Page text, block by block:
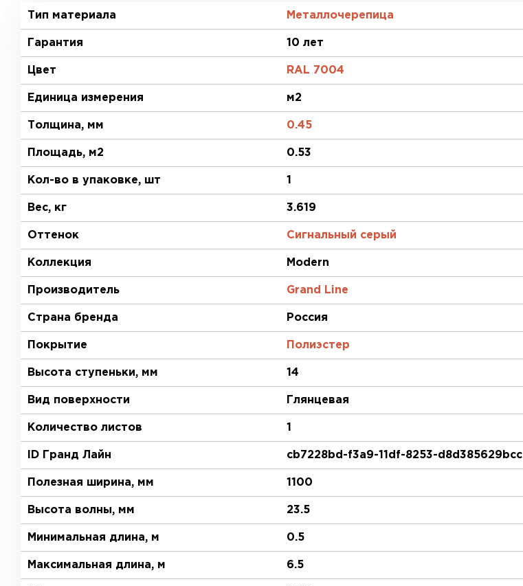
RAL 1015 RAL 9006
RR 32
Тип материала Металлочерепица
Гарантия 10 лет
Цвет RAL 7004
Единица измерения м2
Толщина, мм 0.45
Площадь, м2 0.53
Кол-во в упаковке, шт 1
Вес, кг 3.619
Оттенок Сигнальный серый
Коллекция Modern
Производитель Grand Line
Страна бренда Россия
Покрытие Полиэстер
Высота ступеньки, мм 14
Вид поверхности Глянцевая
Количество листов 1
ID Гранд Лайн cb7228bd-f3a9-11df-8253-d8d385629bcc
Полезная ширина, мм 1100
Высота волны, мм 23.5
Минимальная длина, м 0.5
Максимальная длина, м 6.5